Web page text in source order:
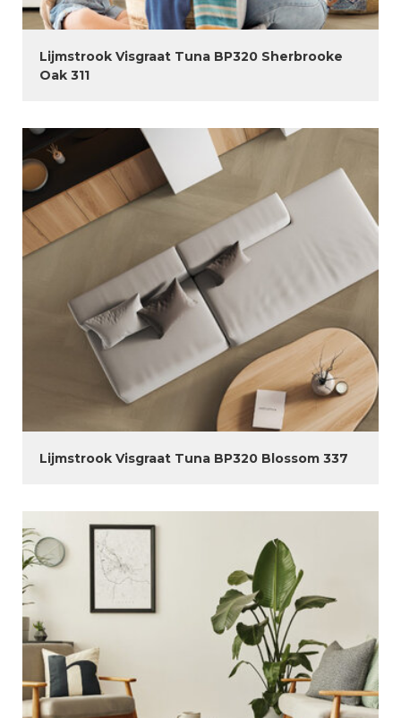
Lijmstrook Visgraat Tuna BP320 Sherbrooke
Oak 311
Lijmstrook Visgraat Tuna BP320 Blossom 337